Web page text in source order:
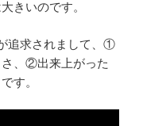
きいのです。
追求されまして、①
さ、②出来上がった
す。